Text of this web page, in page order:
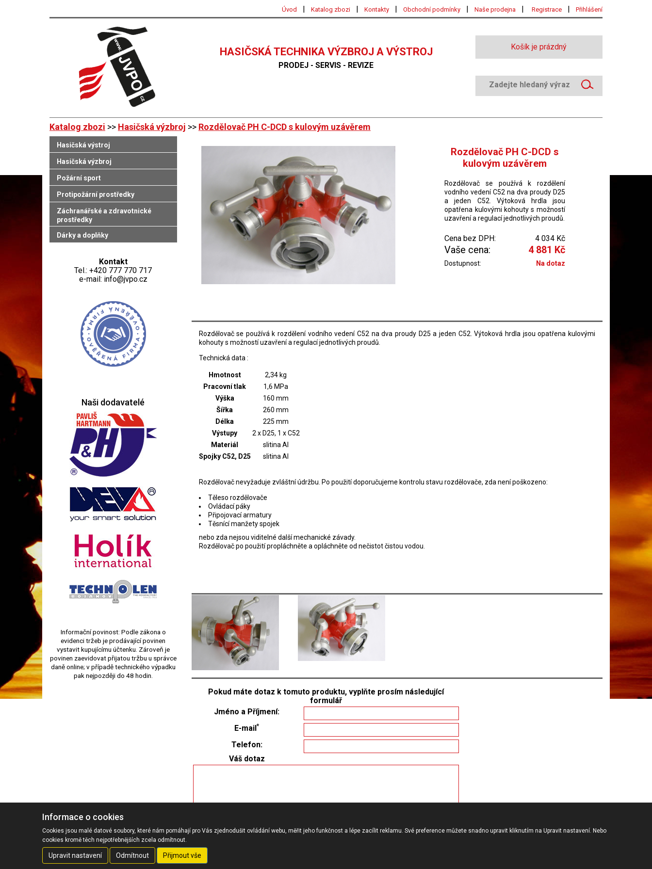
Úvod | Katalog zbozi | Kontakty | Obchodní podmínky | Naše prodejna | Registrace | Přihlášení
HASIČSKÁ TECHNIKA VÝZBROJ A VÝSTROJ
PRODEJ - SERVIS - REVIZE
Košík je prázdný
Katalog zbozi >> Hasičská výzbroj >> Rozdělovač PH C-DCD s kulovým uzávěrem
Hasičská výstroj
Hasičská výzbroj
Požární sport
Protipožární prostředky
Záchranářské a zdravotnické
prostředky
Dárky a doplňky
Kontakt
Tel.: +420 777 770 717
e-mail: info@jvpo.cz
Naši dodavatelé
Informační povinost: Podle zákona o
evidenci tržeb je prodávající povinen
vystavit kupujícímu účtenku. Zároveň je
povinen zaevidovat přijatou tržbu u správce
daně online; v případě technického výpadku
pak nejpozději do 48 hodin.
Rozdělovač PH C-DCD s
kulovým uzávěrem
Rozdělovač se používá k rozdělení
vodního vedení C52 na dva proudy D25
a jeden C52. Výtoková hrdla jsou
opatřena kulovými kohouty s možností
uzavření a regulací jednotlivých proudů.
Cena bez DPH: 4 034 Kč
Vaše cena: 4 881 Kč
Dostupnost: Na dotaz
Rozdělovač se používá k rozdělení vodního vedení C52 na dva proudy D25 a jeden C52. Výtoková hrdla jsou opatřena kulovými
kohouty s možností uzavření a regulací jednotlivých proudů.
Technická data :
Hmotnost
2,34 kg
Pracovní tlak
1,6 MPa
Výška
160 mm
Šířka
260 mm
Délka
225 mm
Výstupy
2 x D25, 1 x C52
Materiál
slitina Al
Spojky C52, D25
slitina Al
Rozdělovač nevyžaduje zvláštní údržbu. Po použití doporučujeme kontrolu stavu rozdělovače, zda není poškozeno:
Těleso rozdělovače
Ovládací páky
Připojovací armatury
Těsnící manžety spojek
nebo zda nejsou viditelné další mechanické závady.
Rozdělovač po použití propláchněte a opláchněte od nečistot čistou vodou.
Pokud máte dotaz k tomuto produktu, vyplňte prosím následující
formulář
Jméno a Příjmení:
E-mail*
Telefon:
Váš dotaz
Copyright JVPO spol. s r.o. 2016-2026 |Cookies
Informace o cookies
Cookies jsou malé datové soubory, které nám pomáhají pro Vás zjednodušit ovládání webu, měřit jeho funkčnost a lépe zacílit reklamu. Své preference můžete snadno upravit kliknutím na Upravit nastavení. Nebo
cookies kromě těch nejpotřebnějších zcela odmítnout.
Upravit nastavení Odmítnout Přijmout vše